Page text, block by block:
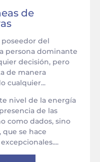
de
poseedor del
persona dominante
decisión, pero
de manera
cualquier...
nivel de la energía
de las
como dados, sino
se hace